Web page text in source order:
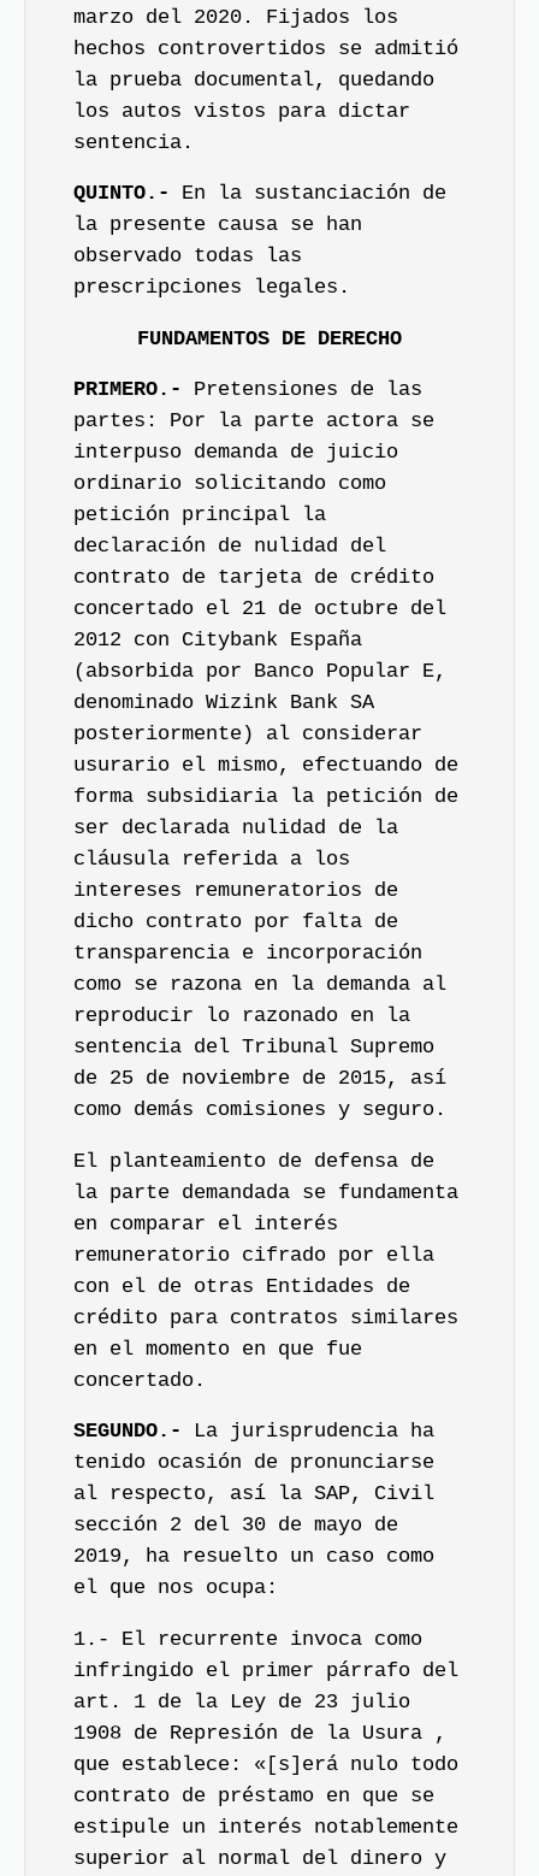
marzo del 2020. Fijados los
hechos controvertidos se admitió
la prueba documental, quedando
los autos vistos para dictar
sentencia.
QUINTO.-
En la sustanciación de
la presente causa se han
observado todas las
prescripciones legales.
FUNDAMENTOS DE DERECHO
PRIMERO.-
Pretensiones de las
partes: Por la parte actora se
interpuso demanda de juicio
ordinario solicitando como
petición principal la
declaración de nulidad del
contrato de tarjeta de crédito
concertado el 21 de octubre del
2012 con Citybank España
(absorbida por Banco Popular E,
denominado Wizink Bank SA
posteriormente) al considerar
usurario el mismo, efectuando de
forma subsidiaria la petición de
ser declarada nulidad de la
cláusula referida a los
intereses remuneratorios de
dicho contrato por falta de
transparencia e incorporación
como se razona en la demanda al
reproducir lo razonado en la
sentencia del Tribunal Supremo
de 25 de noviembre de 2015, así
como demás comisiones y seguro.
El planteamiento de defensa de
la parte demandada se fundamenta
en comparar el interés
remuneratorio cifrado por ella
con el de otras Entidades de
crédito para contratos similares
en el momento en que fue
concertado.
SEGUNDO.-
La jurisprudencia ha
tenido ocasión de pronunciarse
al respecto, así la SAP, Civil
sección 2 del 30 de mayo de
2019, ha resuelto un caso como
el que nos ocupa:
1.- El recurrente invoca como
infringido el primer párrafo del
art. 1 de la Ley de 23 julio
1908 de Represión de la Usura ,
que establece: «[s]erá nulo todo
contrato de préstamo en que se
estipule un interés notablemente
superior al normal del dinero y